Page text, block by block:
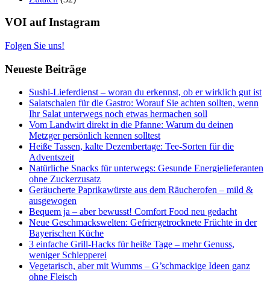
VOI auf Instagram
Folgen Sie uns!
Neueste Beiträge
Sushi-Lieferdienst – woran du erkennst, ob er wirklich gut ist
Salatschalen für die Gastro: Worauf Sie achten sollten, wenn
Ihr Salat unterwegs noch etwas hermachen soll
Vom Landwirt direkt in die Pfanne: Warum du deinen
Metzger persönlich kennen solltest
Heiße Tassen, kalte Dezembertage: Tee-Sorten für die
Adventszeit
Natürliche Snacks für unterwegs: Gesunde Energielieferanten
ohne Zuckerzusatz
Geräucherte Paprikawürste aus dem Räucherofen – mild &
ausgewogen
Bequem ja – aber bewusst! Comfort Food neu gedacht
Neue Geschmackswelten: Gefriergetrocknete Früchte in der
Bayerischen Küche
3 einfache Grill-Hacks für heiße Tage – mehr Genuss,
weniger Schlepperei
Vegetarisch, aber mit Wumms – G’schmackige Ideen ganz
ohne Fleisch